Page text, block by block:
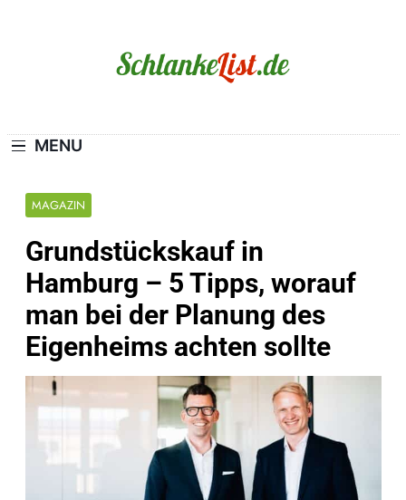
MENU
MAGAZIN
Grundstückskauf in
Hamburg – 5 Tipps, worauf
man bei der Planung des
Eigenheims achten sollte